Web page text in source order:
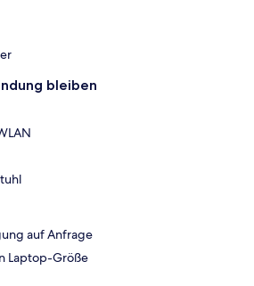
bleiben
auf Anfrage
Laptop-Größe